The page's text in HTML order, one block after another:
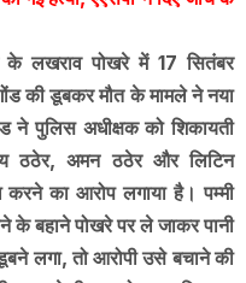
लखराव पोखरे में 17 सितंबर
की डूबकर मौत के मामले ने नया
ने पुलिस अधीक्षक को शिकायती
ठठेर, अमन ठठेर और लिटिन
करने का आरोप लगाया है। पम्मी
के बहाने पोखरे पर ले जाकर पानी
लगा, तो आरोपी उसे बचाने की